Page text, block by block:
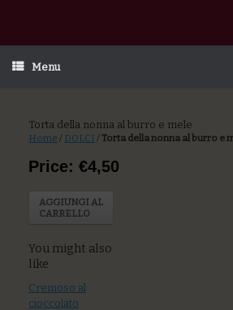
Menu
Torta della nonna al burro e mele
Home / DOLCI /Torta della nonna al burro e
Price: €4,50
AGGIUNGI AL
CARRELLO
You might also
like
Cremoso al
cioccolato